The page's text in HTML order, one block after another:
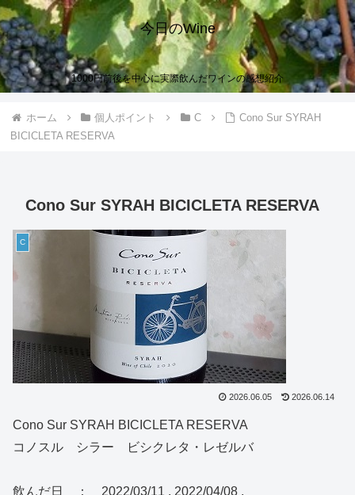
今日のWine
1000円前後を中心に実際飲んだワインの感想紹介
ホーム 個人ポイント C
Cono Sur SYRAH
BICICLETA RESERVA
Cono Sur SYRAH BICICLETA RESERVA
C
2026.06.05 2026.06.14
Cono Sur SYRAH BICICLETA RESERVA
コノスル シラー ビシクレタ・レゼルバ
飲んだ日 ： 2022/03/11 , 2022/04/08 ,